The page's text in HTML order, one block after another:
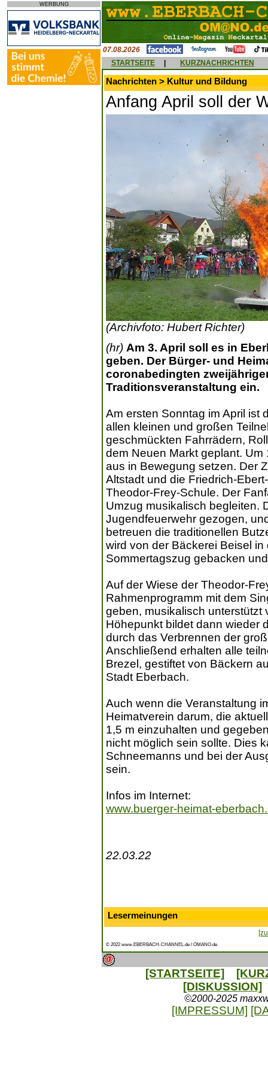
WERBUNG
07.08.2026
STARTSEITE
KURZNACHRICHTEN
Nachrichten > Kultur und Bildung
Anfang April soll der
(Archivfoto: Hubert Richter)
(hr) Am 3. April soll es in
geben. Der Bürger- und
coronabedingten
Traditionsveranstaltung ein.
Am ersten Sonntag im April ist
allen kleinen und großen
geschmückten Fahrrädern,
dem Neuen Markt geplant.
aus in Bewegung setzen. Der
Altstadt und die Friedrich-
Theodor-Frey-Schule. Der
Umzug musikalisch begleiten.
Jugendfeuerwehr gezogen,
betreuen die traditionellen
wird von der Bäckerei Beisel
Sommertagszug gebacken
Auf der Wiese der Theodor-
Rahmenprogramm mit dem
geben, musikalisch unterstützt
Höhepunkt bildet dann wieder
durch das Verbrennen der
Anschließend erhalten alle
Brezel, gestiftet von Bäckern
Stadt Eberbach.
Auch wenn die Veranstaltung
Heimatverein darum, die
1,5 m einzuhalten und
nicht möglich sein sollte. Dies
Schneemanns und bei der
sein.
Infos im Internet:
www.buerger-heimat-
22.03.22
Lesermeinungen
© 2022 www.EBERBACH-CHANNEL.de / OMANO.de
[STARTSEITE]
[DISKUSSION]
©2000-2025
[IMPRESSUM]